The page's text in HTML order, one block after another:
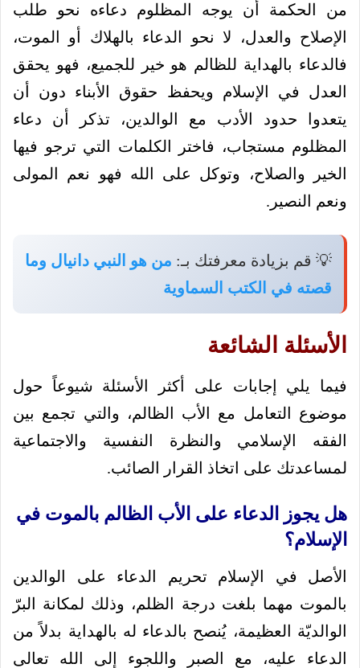
من الحكمة أن يوجه المظلوم دعاءه نحو طلب
الإصلاح والعدل، لا نحو الدعاء بالهلاك أو الموت،
فالدعاء بالهداية للظالم هو خير للجميع، فهو يحقق
العدل في الإسلام ويحفظ حقوق الأبناء دون أن
يتعدوا حدود الأدب مع الوالدين، تذكر أن دعاء
المظلوم مستجاب، فاختر الكلمات التي ترجو فيها
الخير والصلاح، وتوكل على الله فهو نعم المولى
ونعم النصير.
💡 قم بزيادة معرفتك بـ: من هو النبي دانيال وما
قصته في الكتب السماوية
الأسئلة الشائعة
فيما يلي إجابات على أكثر الأسئلة شيوعاً حول
موضوع التعامل مع الأب الظالم، والتي تجمع بين
الفقه الإسلامي والنظرة النفسية والاجتماعية
لمساعدتك على اتخاذ القرار الصائب.
هل يجوز الدعاء على الأب الظالم بالموت في
الإسلام؟
الأصل في الإسلام تحريم الدعاء على الوالدين
بالموت مهما بلغت درجة الظلم، وذلك لمكانة البرّ
الوالديّة العظيمة، يُنصح بالدعاء له بالهداية بدلاً من
الدعاء عليه، مع الصبر واللجوء إلى الله تعالى